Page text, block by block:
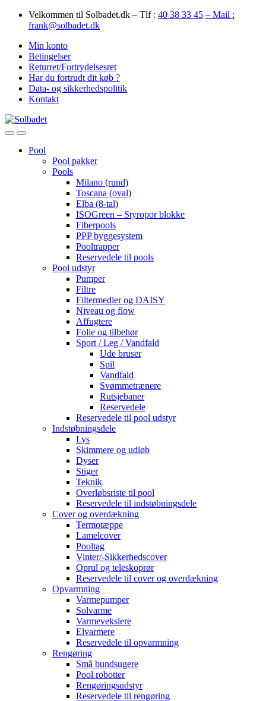
Skip
Skip
Velkommen til Solbadet.dk – Tlf : 40 38 33 45 – Mail :
frank@solbadet.dk
Min konto
Betingelser
Returret/Fortrydelsesret
Har du fortrudt dit køb ?
Data- og sikkerhedspolitik
Kontakt
OpenClose
Pool
Pool pakker
Pools
Milano (rund)
Toscana (oval)
Elba (8-tal)
ISOGreen – Styropor blokke
Fiberpools
PPP byggesystem
Pooltrapper
Reservedele til pools
Pool udstyr
Pumper
Filtre
Filtermedier og DAISY
Niveau og flow
Affugtere
Folie og tilbehør
Sport / Leg / Vandfald
Ude bruser
Spil
Vandfald
Svømmetrænere
Rutsjebaner
Reservedele
Reservedele til pool udstyr
Indstøbningsdele
Lys
Skimmere og udløb
Dyser
Stiger
Teknik
Overløbsriste til pool
Reservedele til indstøbningsdele
Cover og overdækning
Termotæppe
Lamelcover
Pooltag
Vinter/-Sikkerhedscover
Oprul og teleskoprør
Reservedele til cover og overdækning
Opvarmning
Varmepumper
Solvarme
Varmevekslere
Elvarmere
Reservedele til opvarmning
Rengøring
Små bundsugere
Pool robotter
Rengøringsudstyr
Reservedele til rengøring